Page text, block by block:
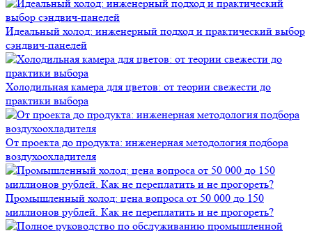
Идеальный холод: инженерный подход и практический выбор
сэндвич-панелей
Холодильная камера для цветов: от теории свежести до
практики выбора
От проекта до продукта: инженерная методология подбора
воздухоохладителя
Промышленный холод: цена вопроса от 50 000 до 150
миллионов рублей. Как не переплатить и не прогореть?